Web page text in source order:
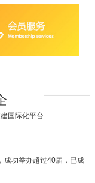
国际化平台
成功举办超过40届，已成